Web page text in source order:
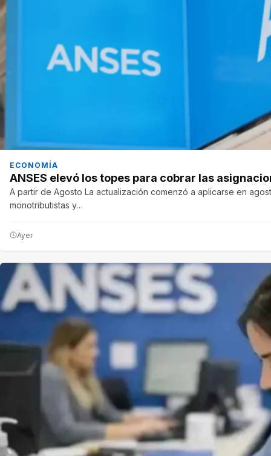
ECONOMÍA
ANSES elevó los topes para cobrar las
A partir de Agosto La actualización comenzó a aplicarse en
monotributistas y…
Ayer